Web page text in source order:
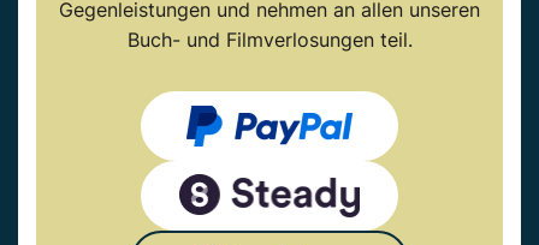
Gegenleistungen und nehmen an allen unseren
Buch- und Filmverlosungen teil.